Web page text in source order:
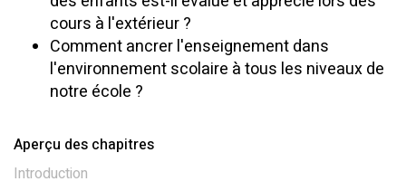
cours à l'extérieur ?
Comment ancrer l'enseignement dans
l'environnement scolaire à tous les niveaux de
notre école ?
Aperçu des chapitres
Introduction